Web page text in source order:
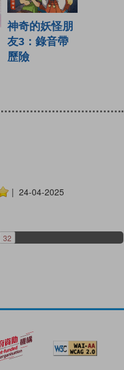
神奇的妖怪朋
友3：錄音帶
歷險
| 24-04-2025
32